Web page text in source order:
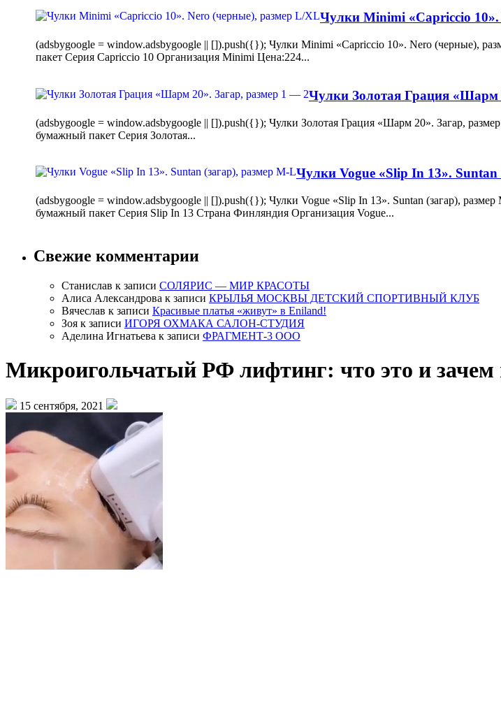
Чулки Minimi «Capriccio
(adsbygoogle = window.adsbygoogle || []).push({}); Чулки Minimi «Capriccio 10». Nero (черные),
пакет Серия Capriccio 10 Организация Minimi Цена:224...
Чулки Золотая Грация «Шарм
(adsbygoogle = window.adsbygoogle || []).push({}); Чулки Золотая Грация «Шарм 20». Загар,
бумажный пакет Серия Золотая...
Чулки Vogue «Slip In 13». Suntan
(adsbygoogle = window.adsbygoogle || []).push({}); Чулки Vogue «Slip In 13». Suntan (загар),
бумажный пакет Серия Slip In 13 Страна Финляндия Организация Vogue...
Свежие комментарии
Станислав к записи СОЛЯРИС — МИР КРАСОТЫ
Алиса Александрова к записи КРЫЛЬЯ МОСКВЫ ДЕТСКИЙ СПОРТИВНЫЙ КЛУБ
Вячеслав к записи Красивые платья «живут» в Eniland!
Зоя к записи ИГОРЯ ОХМАКА САЛОН-СТУДИЯ
Аделина Игнатьева к записи ФРАГМЕНТ-3 ООО
Микроигольчатый РФ лифтинг: что это и зачем
15 сентября, 2021